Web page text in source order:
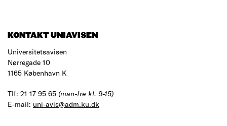
KONTAKT UNIAVISEN
Universitetsavisen
Nørregade 10
1165 København K
Tlf: 21 17 95 65 (man-fre kl. 9-15)
E-mail: uni-avis@adm.ku.dk